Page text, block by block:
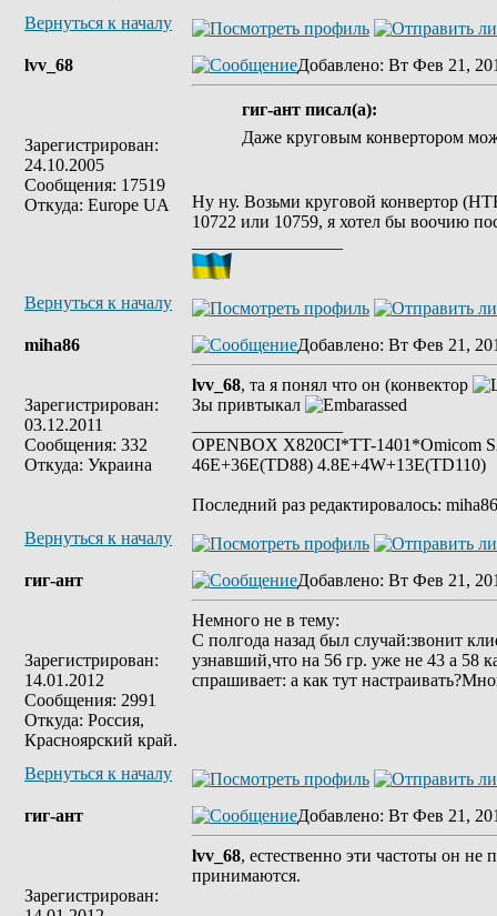
Вернуться к началу
lvv_68
Зарегистрирован:
24.10.2005
Сообщения: 17519
Откуда: Europe UA
Добавлено: Вт Фев 21,
гиг-ант писал(а):
Даже круговым конвертором
Ну ну. Возьми круговой конвертор
10722 или 10759, я хотел бы воочию
Вернуться к началу
miha86
Зарегистрирован:
03.12.2011
Сообщения: 332
Откуда: Украина
Добавлено: Вт Фев 21,
lvv_68, та я понял что он (конвектор
Зы привтыкал
OPENBOX X820CI*TT-1401*Omicom
46E+36E(TD88) 4.8E+4W+13E(TD110)
Последний раз редактировалось:
Вернуться к началу
гиг-ант
Зарегистрирован:
14.01.2012
Сообщения: 2991
Откуда: Россия,
Красноярский край.
Добавлено: Вт Фев 21,
Немного не в тему:
С полгода назад был случай:звонит
узнавший,что на 56 гр. уже не 43 а 58
спрашивает: а как тут
Вернуться к началу
гиг-ант
Зарегистрирован:
Добавлено: Вт Фев 21,
lvv_68, естественно эти частоты он не
принимаются.